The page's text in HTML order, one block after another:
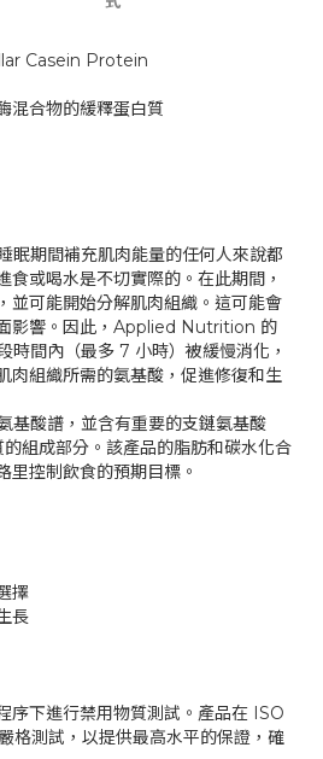
Casein Protein
混合物的緩釋蛋白質
眠期間補充肌肉能量的任何人來說都
食或喝水是不切實際的。在此期間，
並可能開始分解肌肉組織。這可能會
影響。因此，Applied Nutrition 的
時間內（最多 7 小時）被緩慢消化，
肉組織所需的氨基酸，促進修復和生
基酸譜，並含有重要的支鏈氨基酸
組成部分。該產品的脂肪和碳水化合
里控制飲食的預期目標。
擇
長
序下進行禁用物質測試。產品在 ISO
格測試，以提供最高水平的保證，確